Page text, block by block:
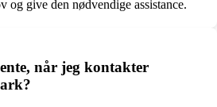
og give den nødvendige assistance.
når jeg kontakter